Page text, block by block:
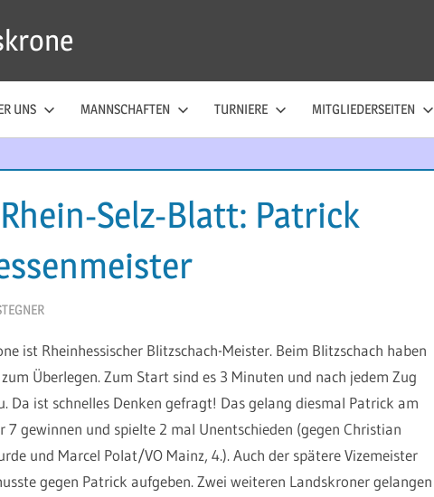
UNS MANNSCHAFTEN TURNIERE MITGLIEDERSEITEN
Selz-Blatt: Patrick
ist Rheinhessischer Blitzschach-Meister. Beim Blitzschach haben
Überlegen. Zum Start sind es 3 Minuten und nach jedem Zug
Da ist schnelles Denken gefragt! Das gelang diesmal Patrick am
7 gewinnen und spielte 2 mal Unentschieden (gegen Christian
und Marcel Polat/VO Mainz, 4.). Auch der spätere Vizemeister
gegen Patrick aufgeben. Zwei weiteren Landskroner gelangen